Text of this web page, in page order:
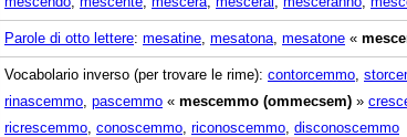
Parole di otto lettere: mesatine mesatona mesatone «
Vocabolario inverso (per trovare le rime): contorcemmo
rinascemmo pascemmo « mescemmo (ommecsem) »
ricrescemmo conoscemmo riconoscemmo disconoscemmo